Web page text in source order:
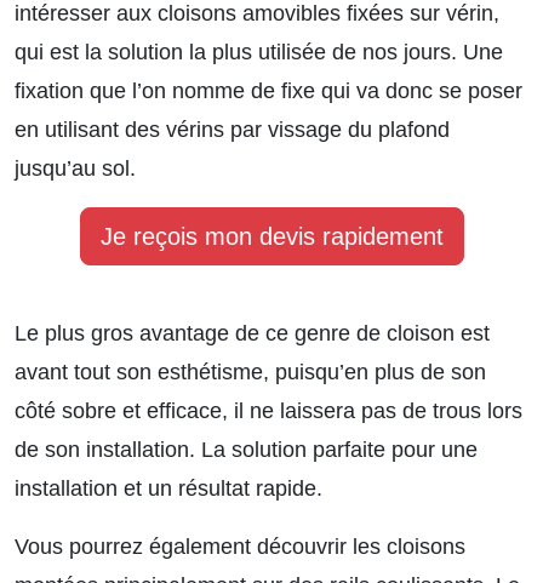
intéresser aux cloisons amovibles fixées sur vérin,
qui est la solution la plus utilisée de nos jours. Une
fixation que l’on nomme de fixe qui va donc se poser
en utilisant des vérins par vissage du plafond
jusqu’au sol.
Je reçois mon devis rapidement
Le plus gros avantage de ce genre de cloison est
avant tout son esthétisme, puisqu’en plus de son
côté sobre et efficace, il ne laissera pas de trous lors
de son installation. La solution parfaite pour une
installation et un résultat rapide.
Vous pourrez également découvrir les cloisons